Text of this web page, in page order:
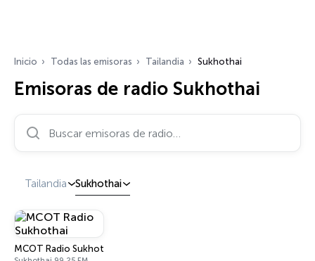
Inicio Todas las emisoras Tailandia Sukhothai
Emisoras de radio Sukhothai
Buscar emisoras de radio…
Tailandia Sukhothai
MCOT Radio Sukhothai